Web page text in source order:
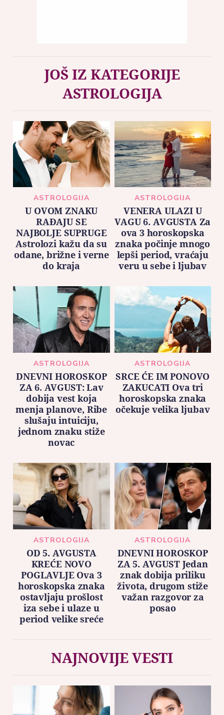
JOŠ IZ KATEGORIJE
ASTROLOGIJA
ASTROLOGIJA
U OVOM ZNAKU
RAĐAJU SE
NAJBOLJE SUPRUGE
Astrolozi kažu da su
odane, brižne i verne
do kraja
ASTROLOGIJA
VENERA ULAZI U
VAGU 6. AVGUSTA Za
ova 3 horoskopska
znaka počinje mnogo
lepši period, vraćaju
veru u sebe i ljubav
ASTROLOGIJA
DNEVNI HOROSKOP
ZA 6. AVGUST: Lav
dobija vest koja
menja planove, Ribe
slušaju intuiciju,
jednom znaku stiže
novac
ASTROLOGIJA
SRCE ĆE IM PONOVO
ZAKUCATI Ova tri
horoskopska znaka
očekuje velika ljubav
ASTROLOGIJA
OD 5. AVGUSTA
KREĆE NOVO
POGLAVLJE Ova 3
horoskopska znaka
ostavljaju prošlost
iza sebe i ulaze u
period velike sreće
ASTROLOGIJA
DNEVNI HOROSKOP
ZA 5. AVGUST Jedan
znak dobija priliku
života, drugom stiže
važan razgovor za
posao
NAJNOVIJE VESTI